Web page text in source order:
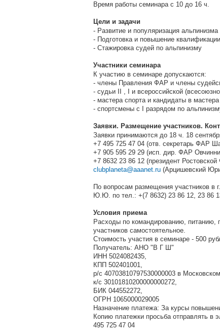
Время работы семинара с 10 до 16 ч.
Цели и задачи
- Развитие и популяризация
- Подготовка и повышение
- Стажировка судей по альпинизму
Участники семинара
К участию в семинаре допускаются:
- члены Правления ФАР и члены
- судьи II , I и всероссийской
- мастера спорта и кандидаты в
- спортсмены с I разрядом по
Заявки. Размещение участников.
Заявки принимаются до 18 ч. 18
+7 495 725 47 04 (отв. секретарь ФАР
+7 905 595 29 29 (исп. дир. ФАР
+7 8632 23 86 12 (президент
clubplaneta@aaanet.ru (Арцишевский
По вопросам размещения участников в
Ю.Ю. по тел.: +(7 8632) 23 86 12, 23 86
Условия приема
Расходы по командированию, питанию,
участников самостоятельное.
Стоимость участия в семинаре - 500
Получатель: АНО "В Г Ш"
ИНН 5024082435,
КПП 502401001,
р/с 40703810797530000003 в
к/с 30101810200000000272,
БИК 044552272,
ОГРН 1065000029005
Назначение платежа: За курсы
Копию платежки просьба отправлять в
495 725 47 04